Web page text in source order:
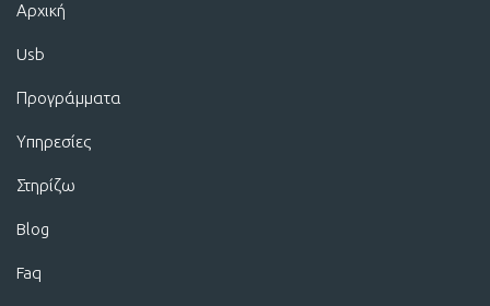
Αρχική
Usb
Προγράμματα
Υπηρεσίες
Στηρίζω
Blog
Faq